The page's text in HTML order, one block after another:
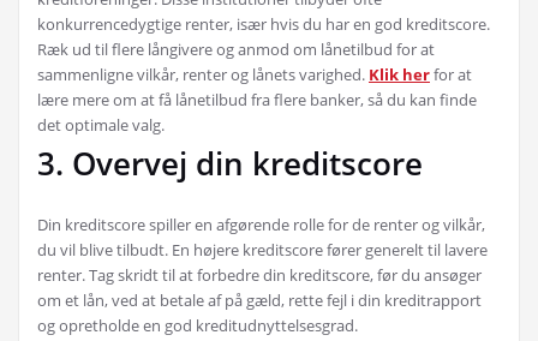
konkurrencedygtige renter, især hvis du har en god kreditscore.
Ræk ud til flere långivere og anmod om lånetilbud for at
sammenligne vilkår, renter og lånets varighed. Klik herfor at
lære mere om at få lånetilbud fra flere banker, så du kan finde
det optimale valg.
3. Overvej din kreditscore
Din kreditscore spiller en afgørende rolle for de renter og vilkår,
du vil blive tilbudt. En højere kreditscore fører generelt til lavere
renter. Tag skridt til at forbedre din kreditscore, før du ansøger
om et lån, ved at betale af på gæld, rette fejl i din kreditrapport
og opretholde en god kreditudnyttelsesgrad.